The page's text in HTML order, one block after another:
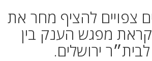
צפויים להציף מחר את
מפגש הענק בין
ירושלים.